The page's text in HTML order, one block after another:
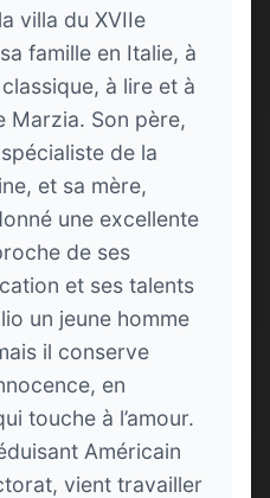
villa du XVIIe
famille en Italie, à
à lire et à
Marzia. Son père,
de la
et sa mère,
une excellente
de ses
et ses talents
un jeune homme
il conserve
en
touche à l’amour.
Américain
vient travailler